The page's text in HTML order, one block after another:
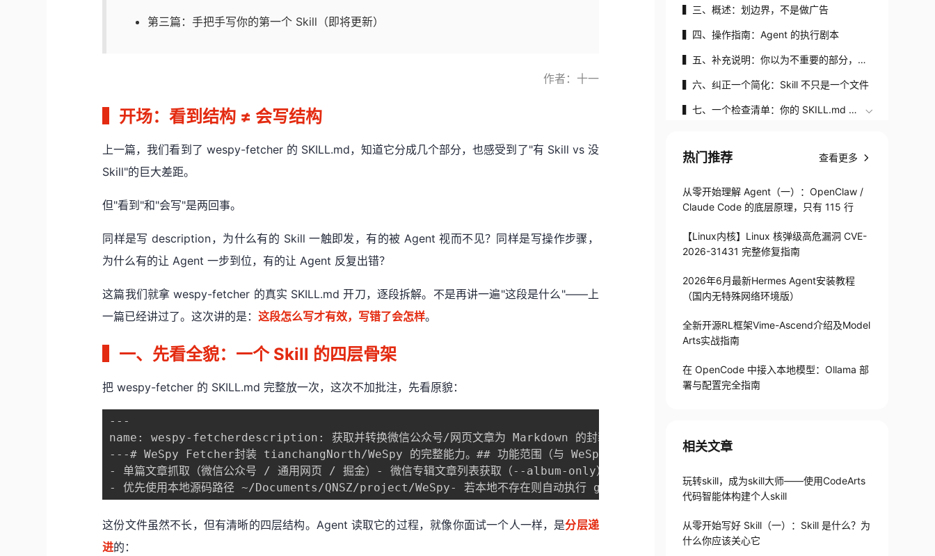
第三篇：手把手写你的第一个 Skill（即将更新）
作者：十一
开场：看到结构 ≠ 会写结构
上一篇，我们看到了 wespy-fetcher 的 SKILL.md，知道它分成几个部分，也感受到了"有 Skill vs 没
Skill"的巨大差距。
但"看到"和"会写"是两回事。
同样是写 description，为什么有的 Skill 一触即发，有的被 Agent 视而不见？同样是写操作步骤，
为什么有的让 Agent 一步到位，有的让 Agent 反复出错？
这篇我们就拿 wespy-fetcher 的真实 SKILL.md 开刀，逐段拆解。不是再讲一遍"这段是什么"——上
一篇已经讲过了。这次讲的是：这段怎么写才有效，写错了会怎样。
一、先看全貌：一个 Skill 的四层骨架
把 wespy-fetcher 的 SKILL.md 完整放一次，这次不加批注，先看原貌：
---
name: wespy-fetcherdescription: 获取并转换微信公众号/网页文章为 Markdown 的封装 Skill，  完整支持 WeSpy 的单篇抓取、微信专辑批量下
---# WeSpy Fetcher封装 tianchangNorth/WeSpy 的完整能力。## 功能范围（与 WeSpy 对齐）
- 单篇文章抓取（微信公众号 / 通用网页 / 掘金）- 微信专辑文章列表获取（--album-only）- 微信专辑批量下载（--max-articles）- 多格
- 优先使用本地源码路径 ~/Documents/QNSZ/project/WeSpy- 若本地不存在则自动执行 git clone 到该目录- 通过导入 wespy.main.main 直接调用
这份文件虽然不长，但有清晰的四层结构。Agent 读取它的过程，就像你面试一个人一样，是分层递
进的：
摘要
▍三、概述：划边界，不是做广告
▍四、操作指南：Agent 的执行剧本
▍五、补充说明：你以为不重要的部分，其
实最防坑
▍六、纠正一个简化：Skill 不只是一个文件
▍七、一个检查清单：你的 SKILL.md 写
热门推荐 查看更多
从零开始理解 Agent（一）：OpenClaw /
Claude Code 的底层原理，只有 115 行
【Linux内核】Linux 核弹级高危漏洞 CVE-
2026-31431 完整修复指南
2026年6月最新Hermes Agent安装教程
（国内无特殊网络环境版）
全新开源RL框架Vime-Ascend介绍及Model
Arts实战指南
在 OpenCode 中接入本地模型：Ollama 部
署与配置完全指南
相关文章
玩转skill，成为skill大师——使用CodeArts
代码智能体构建个人skill
从零开始写好 Skill（一）：Skill 是什么？为
什么你应该关心它